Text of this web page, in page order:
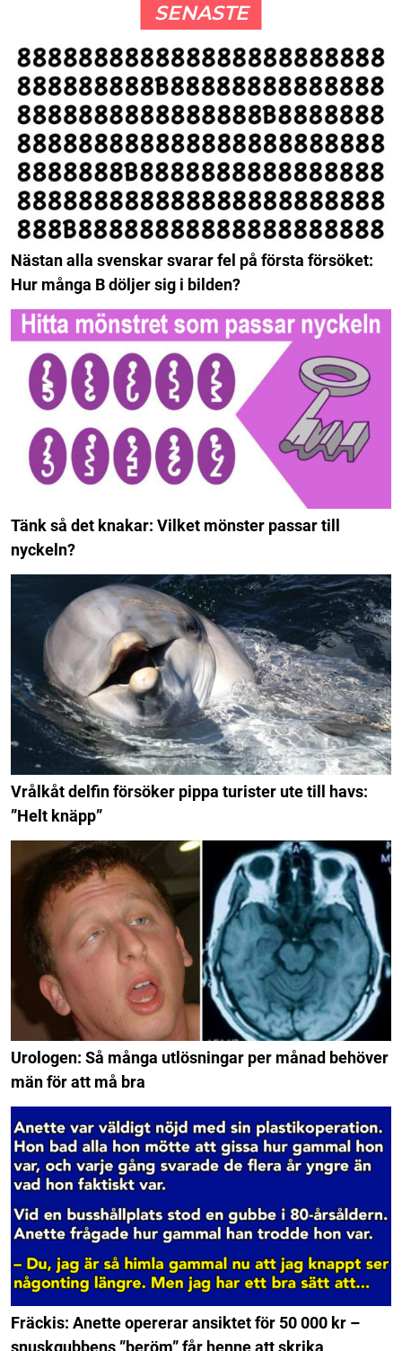
SENASTE
Nästan alla svenskar svarar fel på första försöket:
Hur många B döljer sig i bilden?
Tänk så det knakar: Vilket mönster passar till
nyckeln?
Vrålkåt delfin försöker pippa turister ute till havs:
”Helt knäpp”
Urologen: Så många utlösningar per månad behöver
män för att må bra
Fräckis: Anette opererar ansiktet för 50 000 kr –
snuskgubbens ”beröm” får henne att skrika